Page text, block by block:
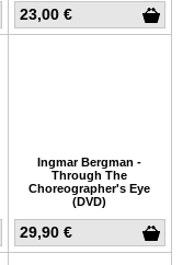
23,00 €
29,90 €
Ingmar Bergman -
Through The
Choreographer's Eye
(DVD)